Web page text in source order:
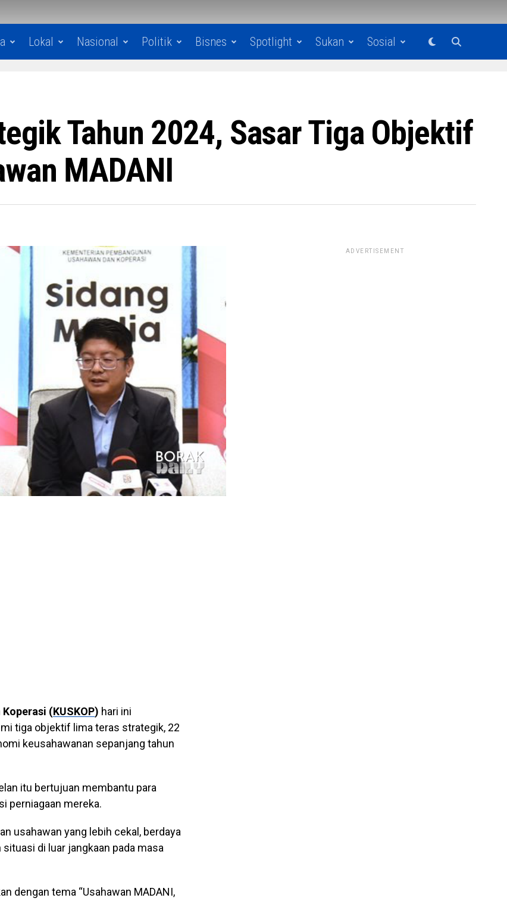
Lokal Nasional Politik Bisnes Spotlight Sukan Sosial
Tahun 2024, Sasar Tiga Objektif
MADANI
Koperasi (KUSKOP) hari ini
tiga objektif lima teras strategik, 22
keusahawanan sepanjang tahun
itu bertujuan membantu para
perniagaan mereka.
usahawan yang lebih cekal, berdaya
di luar jangkaan pada masa
dengan tema “Usahawan MADANI,
ADVERTISEMENT